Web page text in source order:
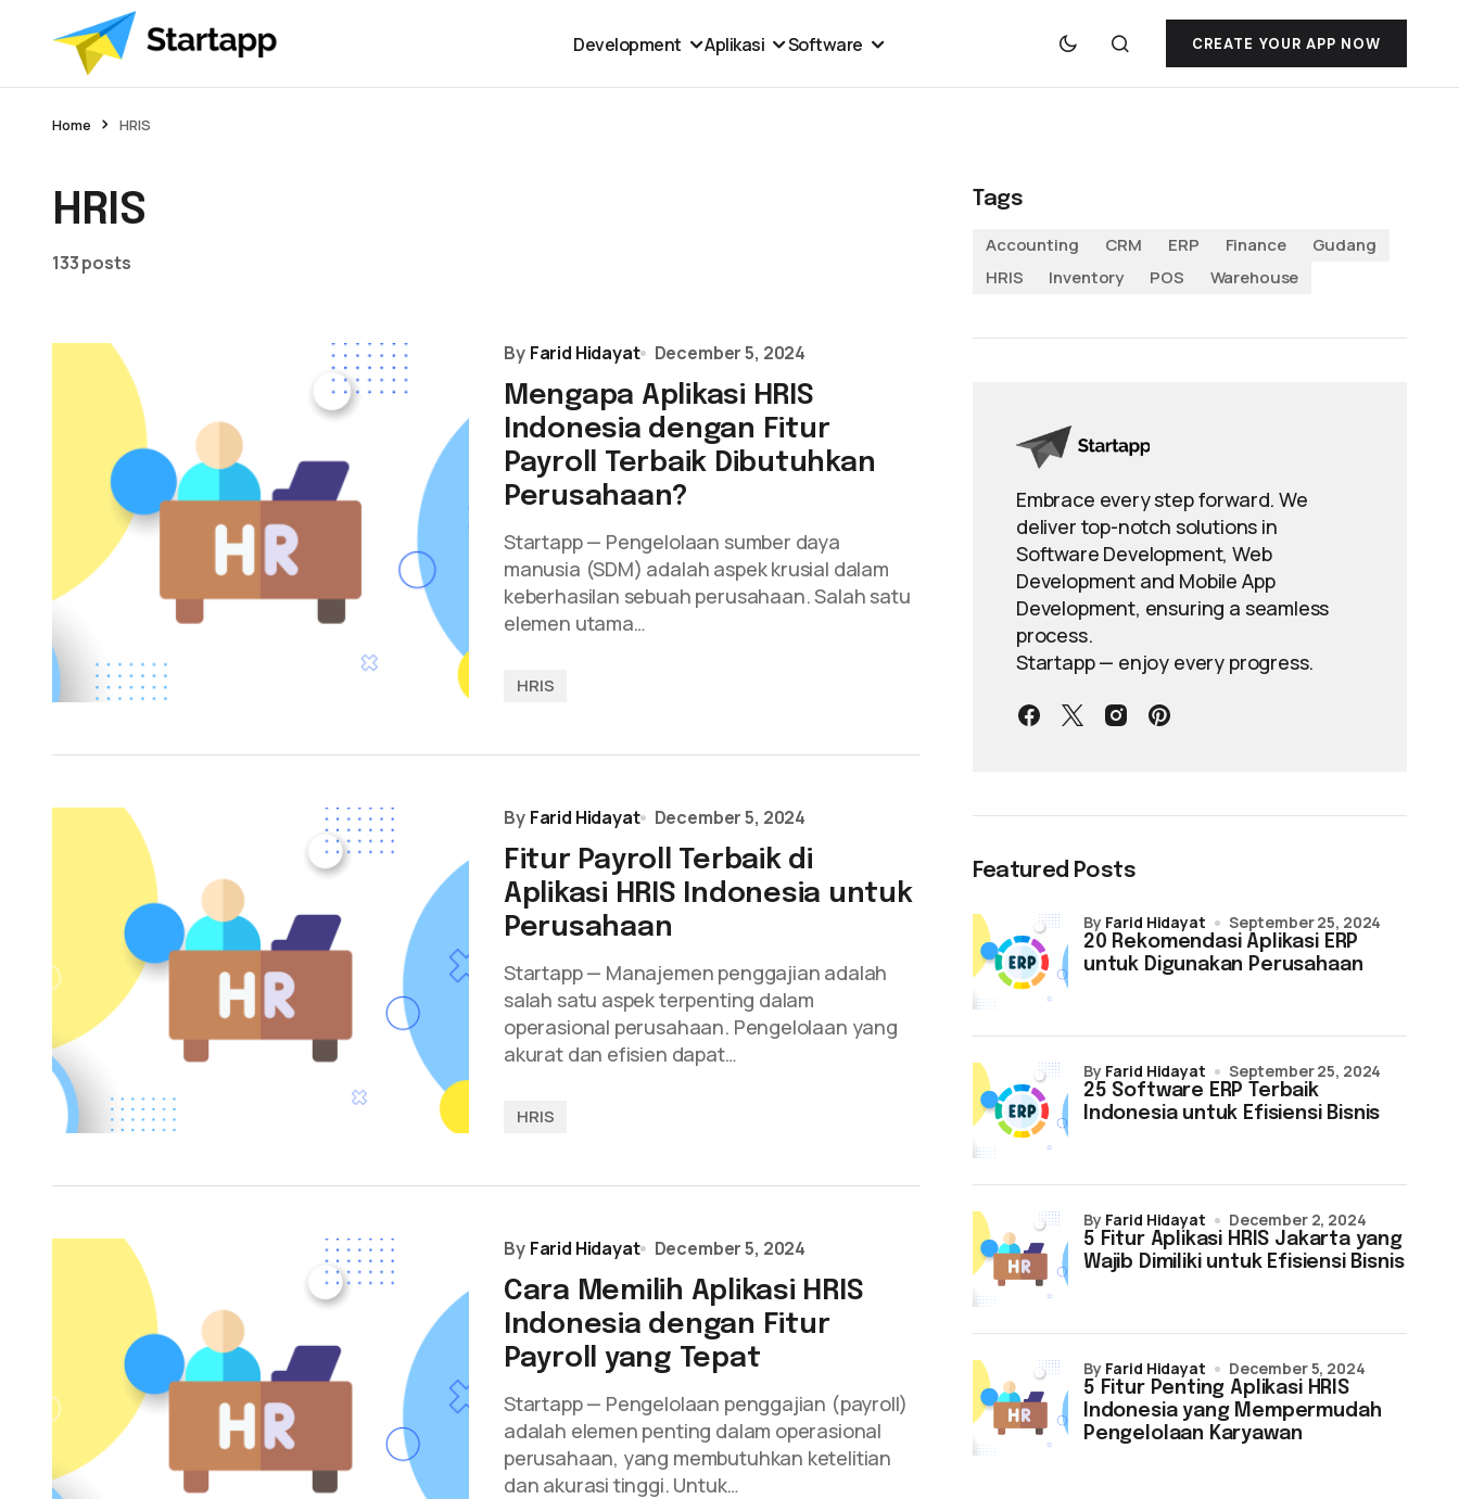
Development Aplikasi Software CREATE YOUR APP NOW
Home HRIS
HRIS
133 posts
By Farid Hidayat December 5, 2024
Mengapa Aplikasi HRIS
Indonesia dengan Fitur
Payroll Terbaik Dibutuhkan
Perusahaan?
Startapp — Pengelolaan sumber daya
manusia (SDM) adalah aspek krusial dalam
keberhasilan sebuah perusahaan. Salah satu
elemen utama…
HRIS
By Farid Hidayat December 5, 2024
Fitur Payroll Terbaik di
Aplikasi HRIS Indonesia untuk
Perusahaan
Startapp — Manajemen penggajian adalah
salah satu aspek terpenting dalam
operasional perusahaan. Pengelolaan yang
akurat dan efisien dapat…
HRIS
By Farid Hidayat December 5, 2024
Cara Memilih Aplikasi HRIS
Indonesia dengan Fitur
Payroll yang Tepat
Startapp — Pengelolaan penggajian (payroll)
adalah elemen penting dalam operasional
perusahaan, yang membutuhkan ketelitian
dan akurasi tinggi. Untuk…
Tags
Accounting
CRM ERP Finance
Gudang
HRIS
Inventory POS Warehouse
Embrace every step forward. We
deliver top-notch solutions in
Software Development, Web
Development and Mobile App
Development, ensuring a seamless
process.
Startapp — enjoy every progress.
Featured Posts
20 Rekomendasi Aplikasi ERP
untuk Digunakan Perusahaan
by Farid Hidayat September 25, 2024
25 Software ERP Terbaik
Indonesia untuk Efisiensi Bisnis
by Farid Hidayat September 25, 2024
5 Fitur Aplikasi HRIS Jakarta yang
Wajib Dimiliki untuk Efisiensi Bisnis
by Farid Hidayat December 2, 2024
5 Fitur Penting Aplikasi HRIS
Indonesia yang Mempermudah
Pengelolaan Karyawan
by Farid Hidayat December 5, 2024